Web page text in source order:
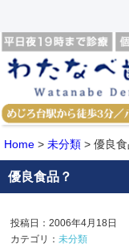
Home > 未分類 > 優良食
優良食品？
投稿日：2006年4月18日
カテゴリ：未分類